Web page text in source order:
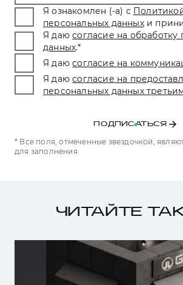
Я ознакомлен (-а) с
персональных данных и
Я даю согласие на обработку
данных.*
Я даю согласие на
Я даю согласие на
персональных данных
ПОДПИСАТЬСЯ
* Все поля, отмеченные звездочкой,
для заполнения.
ЧИТАЙТЕ